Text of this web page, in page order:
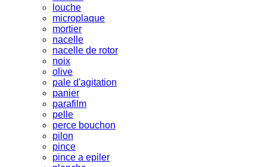
louche
microplaque
mortier
nacelle
nacelle de rotor
noix
olive
pale d'agitation
panier
parafilm
pelle
perce bouchon
pilon
pince
pince a epiler